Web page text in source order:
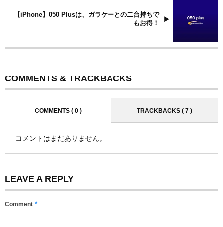
【iPhone】050 Plusは、ガラケーとの二台持ちで
もお得！
COMMENTS & TRACKBACKS
COMMENTS ( 0 ) TRACKBACKS ( 7 )
コメントはまだありません。
LEAVE A REPLY
Comment *